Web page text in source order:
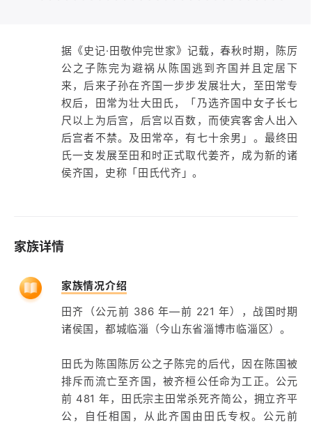
据《史记·田敬仲完世家》记载，春秋时期，陈厉
公之子陈完为避祸从陈国逃到齐国并且定居下
来，后来子孙在齐国一步步发展壮大，至田常专
权后，田常为壮大田氏，「乃选齐国中女子长七
尺以上为后宫，后宫以百数，而使宾客舍人出入
后宫者不禁。及田常卒，有七十余男」。最终田
氏一支发展至田和时正式取代姜齐，成为新的诸
侯齐国，史称「田氏代齐」。
家族详情
家族情况介绍
田齐（公元前 386 年—前 221 年），战国时期
诸侯国，都城临淄（今山东省淄博市临淄区）。
田氏为陈国陈厉公之子陈完的后代，因在陈国被
排斥而流亡至齐国，被齐桓公任命为工正。公元
前 481 年，田氏宗主田常杀死齐简公，拥立齐平
公，自任相国，从此齐国由田氏专权。公元前